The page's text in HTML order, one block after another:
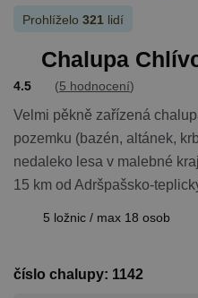
Prohlíželo 321 lidí
Chalupa
4.5 (5 hodnocení)
Velmi pěkně zařízená
pozemku (bazén, altánek,
nedaleko lesa v malebné
15 km od Adršpašsko-
5 ložnic / max 18 osob
číslo chalupy: 1142